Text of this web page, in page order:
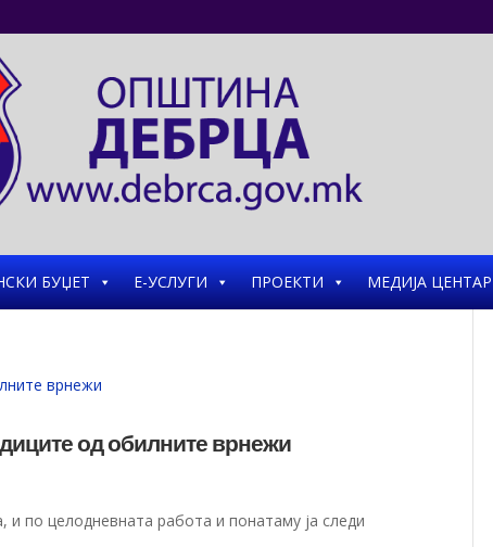
БУЏЕТ Е-УСЛУГИ ПРОЕКТИ МЕДИЈА ЦЕНТАР
од обилните врнежи
по целодневната работа и понатаму ја следи